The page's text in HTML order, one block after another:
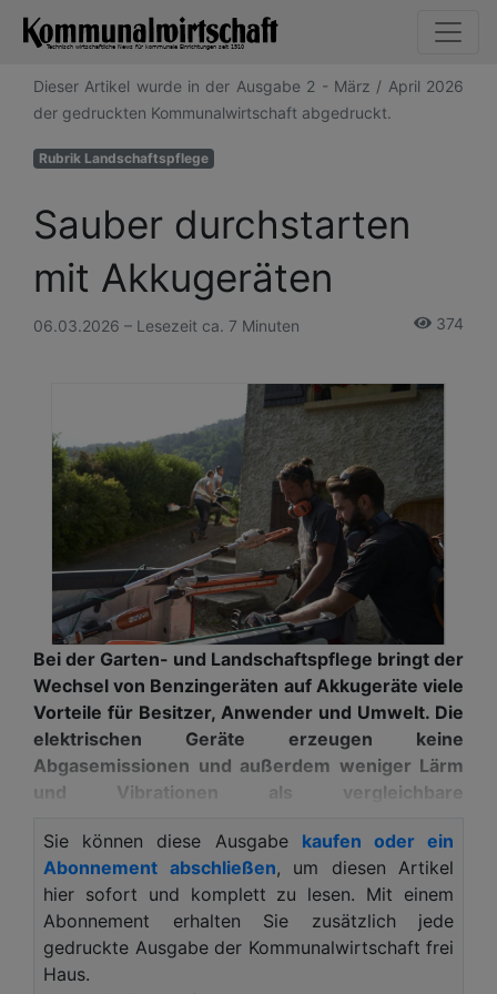
Dieser Artikel wurde in der Ausgabe 2 - März / April 2026
der gedruckten Kommunalwirtschaft abgedruckt.
Rubrik Landschaftspflege
Sauber durchstarten
mit Akkugeräten
06.03.2026 – Lesezeit ca. 7 Minuten 374
Bei der Garten- und Landschaftspflege bringt der
Wechsel von Benzingeräten auf Akkugeräte viele
Vorteile für Besitzer, Anwender und Umwelt. Die
elektrischen Geräte erzeugen keine
Abgasemissionen und außerdem weniger Lärm
und Vibrationen als vergleichbare
langfristig gesehen kostengünstiger als solche
mit Benzinmotoren. Daher zählen immer mehr
Dienstleister und Kommunalbetriebe auf diese
kraftvolle und nachhaltige Pflegetechnik.
Wenn der Franzose Julien Ferraris seinen aktuellen
Sie können diese Ausgabe kaufen oder ein
Abonnement abschließen, um diesen Artikel
hier sofort und komplett zu lesen. Mit einem
Abonnement erhalten Sie zusätzlich jede
gedruckte Ausgabe der Kommunalwirtschaft frei
Haus.